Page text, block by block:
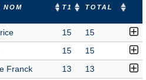
NOM T1 TOTAL
15 15
15 15
Franck 13 13